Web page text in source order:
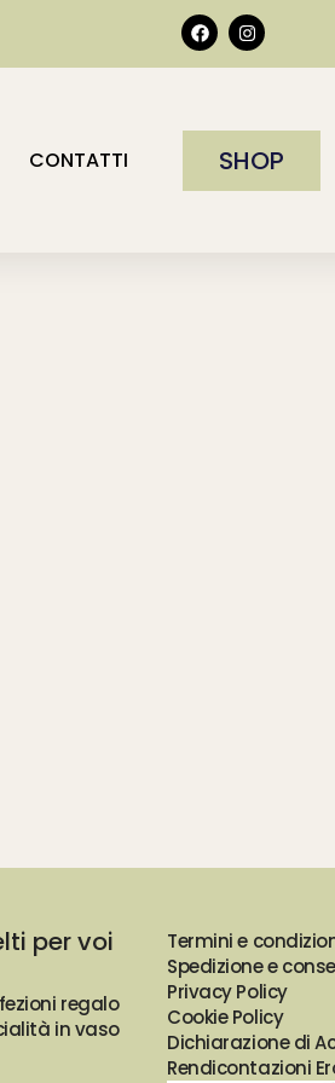
CONTATTI SHOP
per voi
regalo
in vaso
Termini e
Spedizione e
Privacy Policy
Cookie Policy
Dichiarazione di
Rendicontazioni